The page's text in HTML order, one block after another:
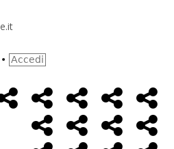
• Accedi
Home
Page
Alimentazione
AmbienteBambini
Cancro ControlloEconomia
FarmaciMassoneriaNWO